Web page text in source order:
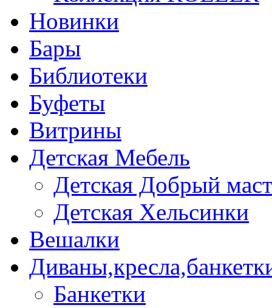
Новинки
Бары
Библиотеки
Буфеты
Витрины
Детская Мебель
Детская Добрый
Детская Хельсинки
Вешалки
Банкетки